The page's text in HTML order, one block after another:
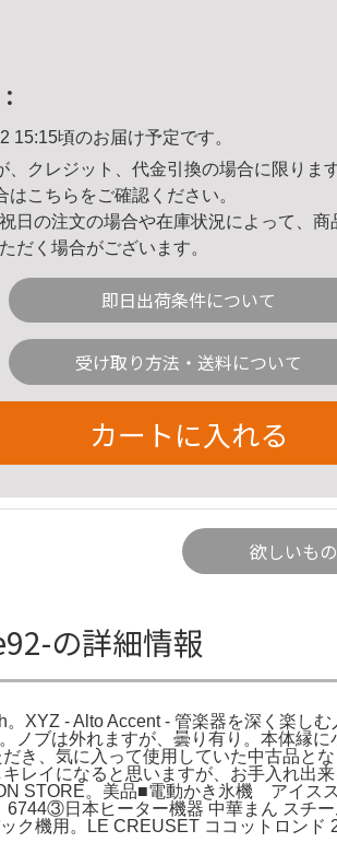
15:15頃のお届け予定です。
、クレジット、代金引換の場合に限りま
はこちら をご確認ください。
日の注文の場合や在庫状況によって、商
だく場合がございます。
即日出荷条件について
受け取り方法・送料について
カートに入れる
欲しいも
の詳細情報
XYZ - Alto Accent - 管楽器を深く楽しむ
ブは外れますが、曇り有り。本体縁に
き、気に入って使用していた中古品と
レイになると思いますが、お手入れ出来
STORE。美品■電動かき氷機 アイス
日本ヒーター機器 中華まん スチ
機用。LE CREUSET ココットロンド